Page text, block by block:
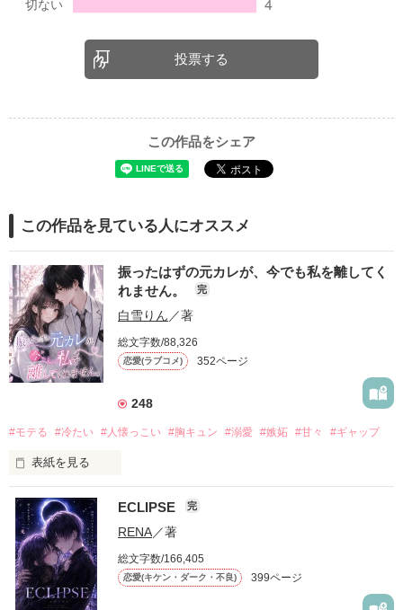
投票する
この作品をシェア
この作品を見ている人にオススメ
振ったはずの元カレが、今でも私を離してく
れません。
完
白雪りん／著
総文字数/88,326
恋愛(ラブコメ) 352ページ
248
#モテる #冷たい #人懐っこい #胸キュン #溺愛 #嫉妬 #甘々 #ギャップ
表紙を見る
「好きだったから、別れを選んだ。」
モテる人を好きになるのが怖かった。
だから私は、中学時代に大好きだった彼を自分から振った。
もう会うことはないと思っていたのに、
ECLIPSE 完
RENA／著
総文字数/166,405
恋愛(キケン・ダーク・不良) 399ページ